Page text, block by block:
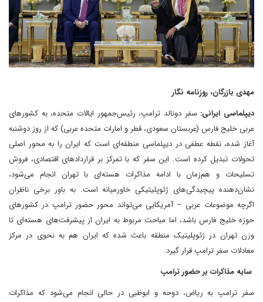
مهدی بازرگان، روزنامه نگار
دیپلماسی ایرانی: سفر دونالد ترامپ، رئیس‌جمهور ایالات متحده، به کشورهای
عربی خلیج فارس (عربستان سعودی، قطر و امارات متحده عربی) که از روز دوشنبه
آغاز شده، نقطه عطفی در دیپلماسی منطقه‌ای است که ایران را به محور اصلی
تحولات تبدیل کرده است. این سفر که با تمرکز بر قراردادهای اقتصادی، فروش
تسلیحات و هم‌زمان با ادامه مذاکرات هسته‌ای با تهران انجام می‌شود،
نشان‌دهنده پیچیدگی‌های ژئوپلیتیکی خاورمیانه است. به باور برخی ناظران
اگرچه موضوعات عربی – آمریکایی می‌تواند محور حضور ترامپ در کشورهای
حوزه خلیج فارس باشد، اما مباحث مربوط به ایران از پیشرفت‌های هسته‌ای تا
وزن تهران در ژئوپلیتیک منطقه باعث شده که ایران هم به نحوی در مرکز
معادلات سفر ترامپ قرار گیرد.
سایه مذاکرات بر حضور ترامپ
سفر ترامپ به ریاض، دوحه و ابوظبی در حالی انجام می‌شود که مذاکرات